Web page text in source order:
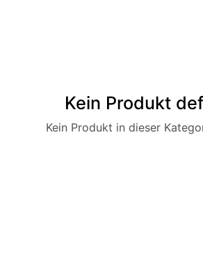
Kein Produkt
Kein Produkt in dieser